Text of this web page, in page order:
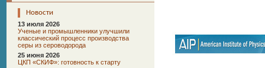
Новости
13 июля 2026
Ученые и промышленники улучшили
классический процесс производства
серы из сероводорода
25 июня 2026
ЦКП «СКИФ»: готовность к старту